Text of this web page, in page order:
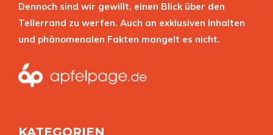
Dennoch sind wir gewillt, einen Blick über den
Tellerrand zu werfen. Auch an exklusiven Inhalten
und phänomenalen Fakten mangelt es nicht.
KATEGORIEN